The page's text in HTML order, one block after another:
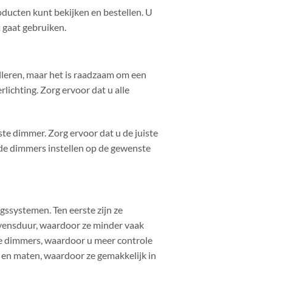
kunt bekijken en bestellen. U
gebruiken.
maar het is raadzaam om een
Zorg ervoor dat u alle
dimmer. Zorg ervoor dat u de juiste
dimmers instellen op de gewenste
Ten eerste zijn ze
waardoor ze minder vaak
dimmers, waardoor u meer controle
maten, waardoor ze gemakkelijk in